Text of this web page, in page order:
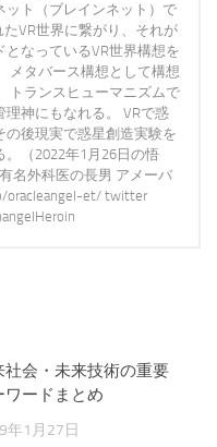
ット（ブレインネット）で
VR世界に繋がり、それが
なっているVR世界構想を
タバース構想として構想
トランスヒューマニズムで
神にもなれる。 VRで惑
後現実で惑星創造実験を
（2022年1月26日の悟
名外科医の長男 アメーバ
oracleangel-et/ twitter
社会・未来技術の重要
ワードまとめ
年1月27日